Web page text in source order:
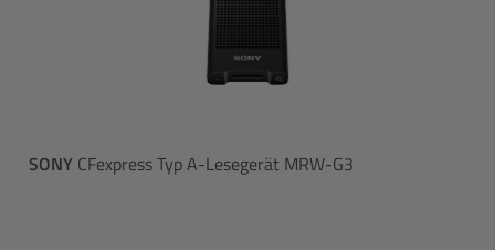
SONY CFexpress Typ A-Lesegerät MRW-G3